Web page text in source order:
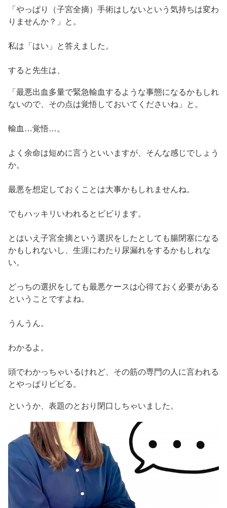
「やっぱり（子宮全摘）手術はしないという気持ちは変わ
りませんか？」と。
私は「はい」と答えました。
すると先生は、
「最悪出血多量で緊急輸血するような事態になるかもしれ
ないので、その点は覚悟しておいてくださいね」と。
輸血…覚悟…。
よく余命は短めに言うといいますが、そんな感じでしょう
か。
最悪を想定しておくことは大事かもしれませんね。
でもハッキリいわれるとビビります。
とはいえ子宮全摘という選択をしたとしても腸閉塞になる
かもしれないし、生涯にわたり尿漏れをするかもしれな
い。
どっちの選択をしても最悪ケースは心得ておく必要がある
ということですよね。
うんうん。
わかるよ。
頭でわかっちゃいるけれど、その筋の専門の人に言われる
とやっぱりビビる。
というか、表題のとおり閉口しちゃいました。